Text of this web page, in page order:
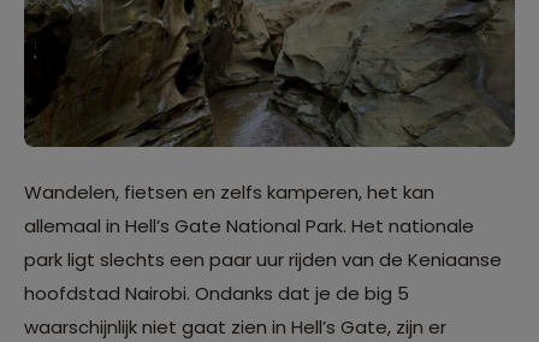
Wandelen, fietsen en zelfs kamperen, het kan
allemaal in Hell’s Gate National Park. Het nationale
park ligt slechts een paar uur rijden van de Keniaanse
hoofdstad Nairobi. Ondanks dat je de big 5
waarschijnlijk niet gaat zien in Hell’s Gate, zijn er